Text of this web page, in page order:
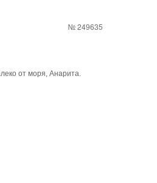
№ 249635
от моря, Анарита.